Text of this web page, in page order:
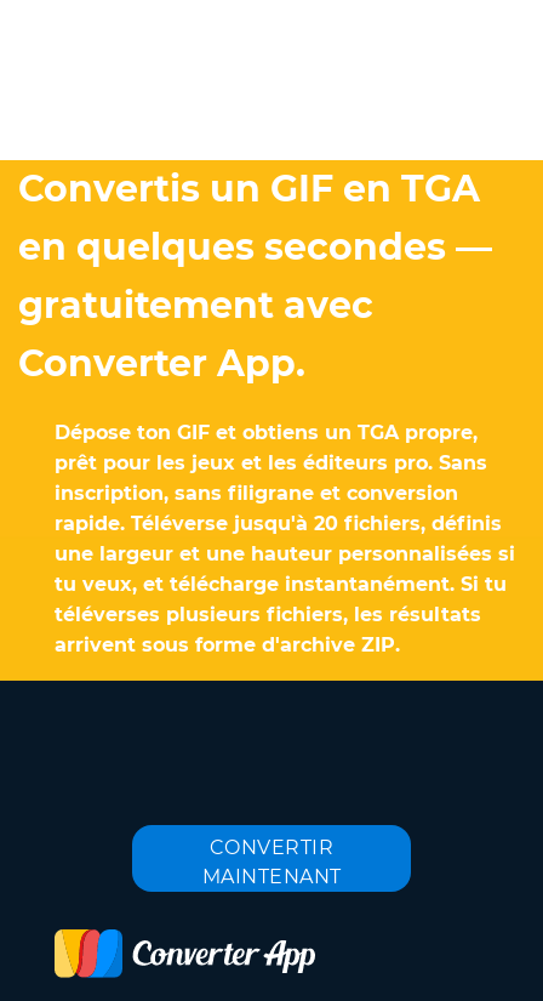
Convertis un GIF en TGA
en quelques secondes —
gratuitement avec
Converter App.
Dépose ton GIF et obtiens un TGA propre,
prêt pour les jeux et les éditeurs pro. Sans
inscription, sans filigrane et conversion
rapide. Téléverse jusqu'à 20 fichiers, définis
une largeur et une hauteur personnalisées si
tu veux, et télécharge instantanément. Si tu
téléverses plusieurs fichiers, les résultats
arrivent sous forme d'archive ZIP.
CONVERTIR
MAINTENANT